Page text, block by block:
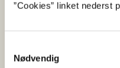
”Cookies” linket nederst
Nødvendig
dyresundhed og sikker,